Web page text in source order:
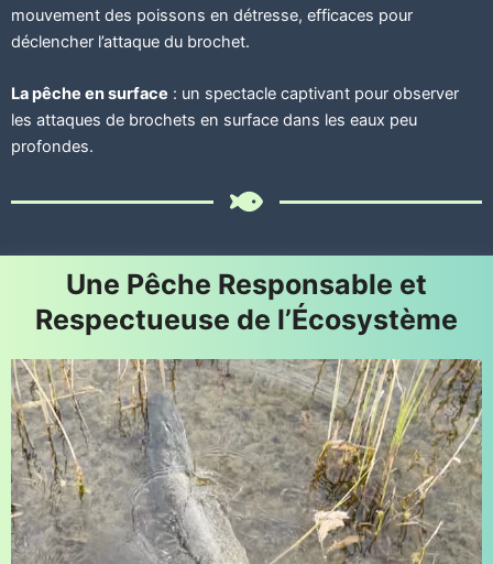
mouvement des poissons en détresse, efficaces pour
déclencher l’attaque du brochet.
La pêche en surface : un spectacle captivant pour observer
les attaques de brochets en surface dans les eaux peu
profondes.
Une Pêche Responsable et
Respectueuse de l’Écosystème